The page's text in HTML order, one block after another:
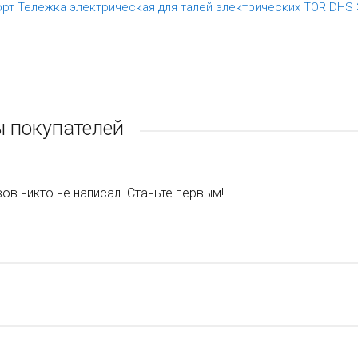
Тележка электрическая для талей электрических TOR DHS
никто не написал. Станьте первым!